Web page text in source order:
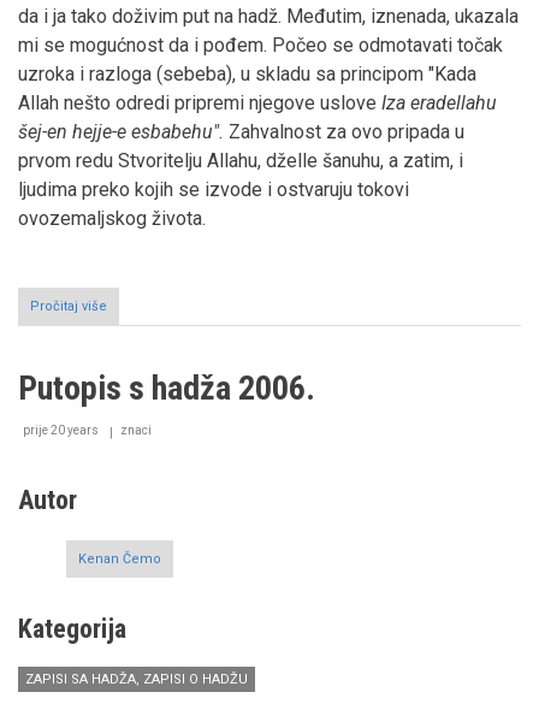
da i ja tako doživim put na hadž. Međutim, iznenada, ukazala
mi se mogućnost da i pođem. Počeo se odmotavati točak
uzroka i razloga (sebeba), u skladu sa principom "Kada
Allah nešto odredi pripremi njegove uslove ­ Iza eradellahu
šej-en hejje-e esbabehu". Zahvalnost za ovo pripada u
prvom redu Stvoritelju Allahu, dželle šanuhu, a zatim, i
ljudima preko kojih se izvode i ostvaruju tokovi
ovozemaljskog života.
Pročitaj više
Sjećanje
na
1969.
Putopis s hadža 2006.
prije 20 years znaci
Autor
Kenan Čemo
Kategorija
ZAPISI SA HADŽA, ZAPISI O HADŽU